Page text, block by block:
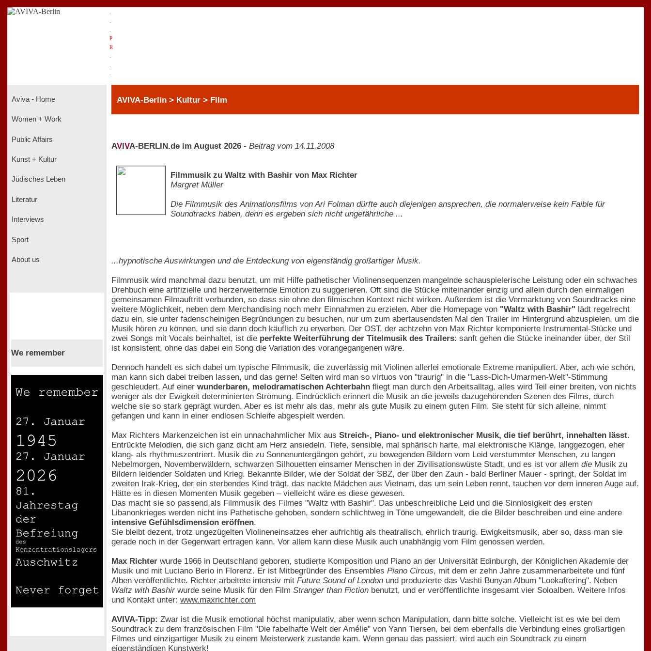
P
R
Aviva - Home
Women + Work
Public Affairs
Kunst + Kultur
Jüdisches Leben
Literatur
Interviews
Sport
About us
We remember
AVIVA-Berlin > Kultur > Film
AV VA-BERLIN.de im August 2026 - Beitrag vom 14.11.2008
Filmmusik zu Waltz with Bashir von Max Richter
Margret Müller
Die Filmmusik des Animationsfilms von Ari Folman dürfte auch diejenigen ansprechen, die normalerweise kein Faible für
Soundtracks haben, denn es ergeben sich nicht ungefährliche ...
...hypnotische Auswirkungen und die Entdeckung von eigenständig großartiger Musik.
Filmmusik wird manchmal dazu benutzt, um mit Hilfe pathetischer Violinensequenzen mangelnde schauspielerische Leistung oder ein schwaches
Drehbuch eine artifizielle und herzerweiternde Emotion zu suggerieren. Oft sind die Stücke miteinander einzig und allein durch den einmaligen
gemeinsamen Filmauftritt verbunden, so dass sie ohne den filmischen Kontext nicht wirken. Außerdem ist die Vermarktung von Soundtracks eine
weitere Möglichkeit, neben dem Merchandising noch mehr Einnahmen zu erzielen. Aber die Homepage von "Waltz with Bashir" lädt regelrecht
dazu ein, sie unter fadenscheinigen Begründungen zu besuchen, nur um zum abertausendsten Mal den Trailer im Hintergrund abzuspielen, um die
Musik hören zu können, und sie dann doch käuflich zu erwerben. Der OST, der achtzehn von Max Richter komponierte Instrumental-Stücke und
zwei Songs mit Vocals beinhaltet, ist die perfekte Weiterführung der Titelmusik des Trailers: sanft gehen die Stücke ineinander über, der Stil
ist konsistent, ohne das dabei ein Song die Variation des vorangegangenen wäre.
Dennoch handelt es sich dabei um typische Filmmusik, die zuverlässig mit Violinen allerlei emotionale Extreme manipuliert. Aber, ach wie schön,
man kann sich dabei treiben lassen, und das gerne! Selten wird man so virtuos von "traurig" in die "Lass-Dich-Umarmen-Welt"-Stimmung
geschleudert. Auf einer wunderbaren, melodramatischen Achterbahn fliegt man durch den Arbeitsalltag, alles wird Teil einer breiten, von nichts
weniger als der Ewigkeit determinierten Strömung. Eindrücklich erinnert die Musik an die jeweils dazugehörenden Szenen des Films, durch
welche sie so stark geprägt wurden. Aber es ist mehr als das, mehr als gute Musik zu einem guten Film. Sie steht für sich alleine, nimmt
gefangen und kann in einer endlosen Schleife abgespielt werden.
Max Richters Markenzeichen ist ein unnachahmlicher Mix aus Streich-, Piano- und elektronischer Musik, die tief berührt, innehalten lässt.
Entrückte Melodien, die sich ganz dicht am Herz ansiedeln. Tiefe, sensible, mal sphärisch harte, mal elektronische Klänge, langgezogen, eher
klang- als rhythmuszentriert. Musik die zu Sonnenuntergängen gehört, zu bewegenden Bildern vom Leid verstummter Menschen, zu langen
Nebelmorgen, Novemberwäldern, schwarzen Silhouetten einsamer Menschen in der Zivilisationswüste Stadt, und es ist vor allem die Musik zu
Bildern leidender Soldaten und Krieg. Bekannte Bilder, wie der Soldat der SBZ, der über den Zaun - bald Berliner Mauer - springt, der Soldat im
zweiten Irak-Krieg, der ein sterbendes Kind trägt, das nackte Mädchen aus Vietnam, das um sein Leben rennt, tauchen vor dem inneren Auge auf.
Hätte es in diesen Momenten Musik gegeben – vielleicht wäre es diese gewesen.
Das macht sie so passend als Filmmusik des Filmes "Waltz with Bashir". Das unbeschreibliche Leid und die Sinnlosigkeit des ersten
Libanonkrieges werden nicht ins Pathetische gehoben, sondern schlichtweg in Töne umgewandelt, die die Bilder beschreiben und eine andere
intensive Gefühlsdimension eröffnen.
Sie bleibt dezent, trotz ungezügelten Violineneinsatzes eher aufrichtig als theatralisch, ehrlich traurig. Ewigkeitsmusik, aber so, dass man sie
gerade noch in der Gegenwart ertragen kann. Vor allem kann diese Musik auch unabhängig vom Film genossen werden.
Max Richter wurde 1966 in Deutschland geboren, studierte Komposition und Piano an der Universität Edinburgh, der Königlichen Akademie der
Musik und mit Luciano Berio in Florenz. Er ist Mitbegründer des Ensembles Piano Circus, mit dem er zehn Jahre zusammenarbeitete und fünf
Alben veröffentlichte. Richter arbeitete intensiv mit Future Sound of London und produzierte das Vashti Bunyan Album "Lookaftering". Neben
Waltz with Bashirwurde seine Musik für den Film Stranger than Fiction benutzt, und er veröffentlichte insgesamt vier Soloalben. Weitere Infos
und Kontakt unter: www.maxrichter.com
AVIVA-Tipp: Zwar ist die Musik emotional höchst manipulativ, aber wenn schon Manipulation, dann bitte solche. Vielleicht ist es wie bei dem
Soundtrack zu dem französischen Film "Die fabelhafte Welt der Amélie" von Yann Tiersen, bei dem ebenfalls die Verbindung eines großartigen
Filmes und einzigartiger Musik zu einem Meisterwerk zustande kam. Wenn genau das passiert, wird auch ein Soundtrack zu einem
eigenständigen Kunstwerk!